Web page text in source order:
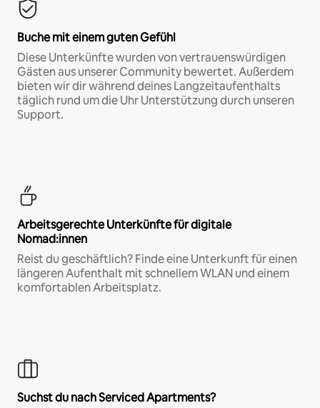
Buche mit einem guten Gefühl
Diese Unterkünfte wurden von vertrauenswürdigen
Gästen aus unserer Community bewertet. Außerdem
bieten wir dir während deines Langzeitaufenthalts
täglich rund um die Uhr Unterstützung durch unseren
Support.
Arbeitsgerechte Unterkünfte für digitale
Nomad:innen
Reist du geschäftlich? Finde eine Unterkunft für einen
längeren Aufenthalt mit schnellem WLAN und einem
komfortablen Arbeitsplatz.
Suchst du nach Serviced Apartments?